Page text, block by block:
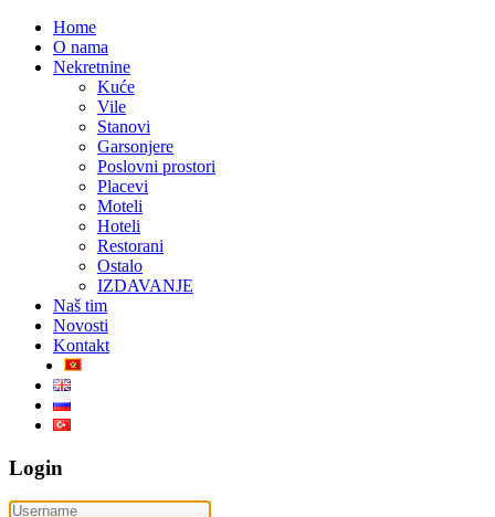
Home
O nama
Nekretnine
Kuće
Vile
Stanovi
Garsonjere
Poslovni prostori
Placevi
Moteli
Hoteli
Restorani
Ostalo
IZDAVANJE
Naš tim
Novosti
Kontakt
Login